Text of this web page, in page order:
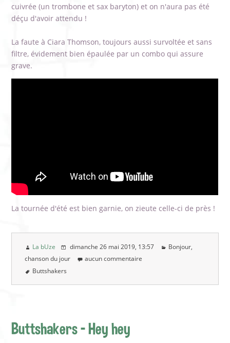
cuivrée (un trombone et sax baryton) et on n'aura pas été
déçu d'avoir attendu !
La faute à Ciara Thomson, toujours aussi survoltée et sans
filtre, évidement bien épaulée par un combo qui assure
grave.
La tournée d'été est bien garnie, on zieute celle-ci de près !
La bUze dimanche 26 mai 2019, 13:57
Bonjour,
chanson du jour
aucun commentaire
Buttshakers
Buttshakers - Hey hey